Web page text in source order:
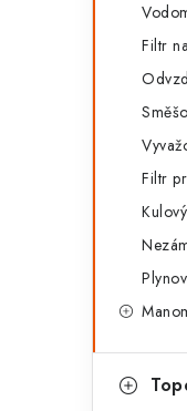
Filtr
Filtr